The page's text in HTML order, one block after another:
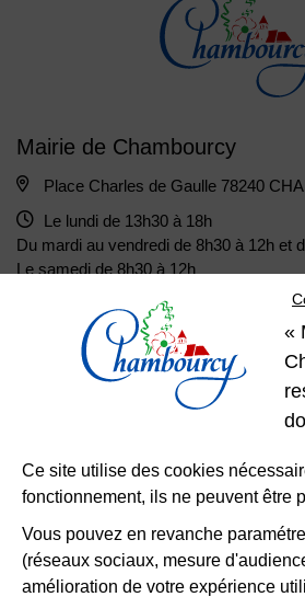
Mairie de Chambourcy
Place Charles de Gaulle 78240
Le lundi de 13h30 à 18h
Du mardi au vendredi de 8h30 à 12h et
Le samedi de 8h30 à 12h
01 39 22 31 31 Nous
Télécharger
Nous
«
Ce site utilise des cookies
fonctionnement, ils ne peuvent être
Vous pouvez en revanche
(réseaux sociaux, mesure
amélioration de votre expérience